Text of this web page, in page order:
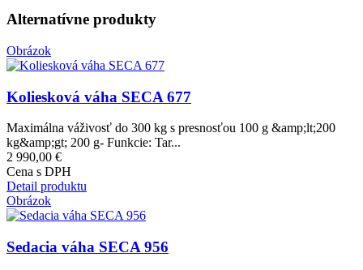
Alternatívne produkty
Obrázok
Koliesková váha SECA 677
Maximálna váživosť do 300 kg s presnosťou 100 g &amp;lt;200
kg&amp;gt; 200 g- Funkcie: Tar...
2 990,00 €
Cena s DPH
Detail produktu
Obrázok
Sedacia váha SECA 956